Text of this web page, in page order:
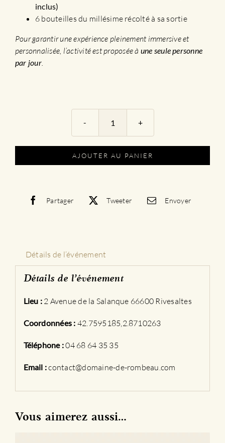
inclus)
6 bouteilles du millésime récolté à sa sortie
Pour garantir une expérience pleinement immersive et
personnalisée, l’activité est proposée à une seule personne
par jour.
quantité
de
Circuit
Œnotouristique
la
AJOUTER AU PANIER
Partager Tweeter Envoyer
Détails de l’événement
Détails de l’événement
Lieu : 2 Avenue de la Salanque 66600 Rivesaltes
Coordonnées : 42.7595185,2.8710263
Téléphone :04 68 64 35 35
Email :contact@domaine-de-rombeau.com
Vous aimerez aussi…